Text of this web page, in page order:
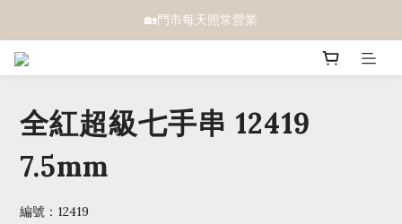
🏡門市每天照常營業
全紅超級七手串 12419
7.5mm
編號：12419